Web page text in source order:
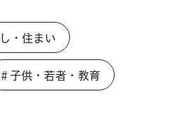
・住まい
＃子供・若者・教育